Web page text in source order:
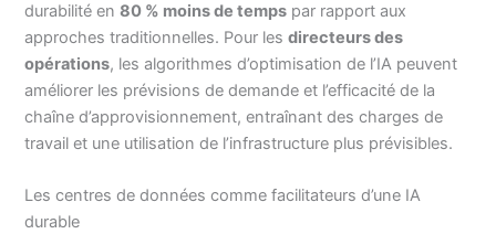
durabilité en80 % moins de temps par rapport aux
approches traditionnelles. Pour lesdirecteurs des
opérations, les algorithmes d’optimisation de l’IA peuvent
améliorer les prévisions de demande et l’efficacité de la
chaîne d’approvisionnement, entraînant des charges de
travail et une utilisation de l’infrastructure plus prévisibles.
Les centres de données comme facilitateurs d’une IA
durable